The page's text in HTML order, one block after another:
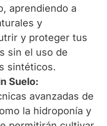
aprendiendo a
y
y proteger tus
sin el uso de
sintéticos.
Suelo:
avanzadas de
la hidroponía y